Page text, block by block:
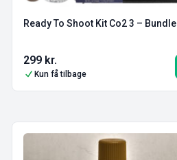
Ready To Shoot Kit Co2 3 – Bundle
299 kr.
Kun få tilbage